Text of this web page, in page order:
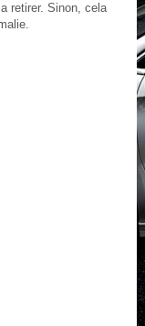
retirer. Sinon, cela